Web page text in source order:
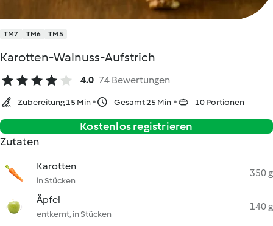
TM7 TM6 TM5
Karotten-Walnuss-Aufstrich
4.0 74 Bewertungen
Zubereitung 15 Min Gesamt 25 Min 10 Portionen
Kostenlos registrieren
Zutaten
Karotten
in Stücken
350 g
Äpfel
entkernt, in Stücken
140 g